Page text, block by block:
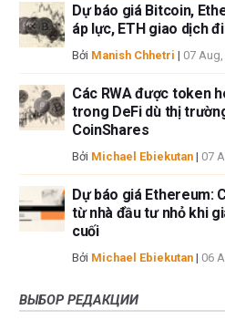
Dự báo giá Bitcoin,
áp lực, ETH giao dịch
Bởi Manish Chhetri | 07
Các RWA được token
trong DeFi dù thị
CoinShares
Bởi Michael Ebiekutan | 07
Dự báo giá Ethereum:
từ nhà đầu tư nhỏ khi
cuối
Bởi Michael Ebiekutan | 06
ВЫБОР РЕДАКЦИИ